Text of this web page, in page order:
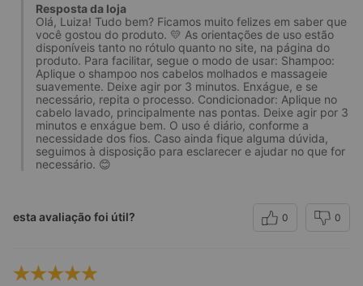
Resposta da loja
Olá, Luiza! Tudo bem? Ficamos muito felizes em saber que
você gostou do produto. 💛 As orientações de uso estão
disponíveis tanto no rótulo quanto no site, na página do
produto. Para facilitar, segue o modo de usar: Shampoo:
Aplique o shampoo nos cabelos molhados e massageie
suavemente. Deixe agir por 3 minutos. Enxágue, e se
necessário, repita o processo. Condicionador: Aplique no
cabelo lavado, principalmente nas pontas. Deixe agir por 3
minutos e enxágue bem. O uso é diário, conforme a
necessidade dos fios. Caso ainda fique alguma dúvida,
seguimos à disposição para esclarecer e ajudar no que for
necessário. 😊
esta avaliação foi útil? 0 0